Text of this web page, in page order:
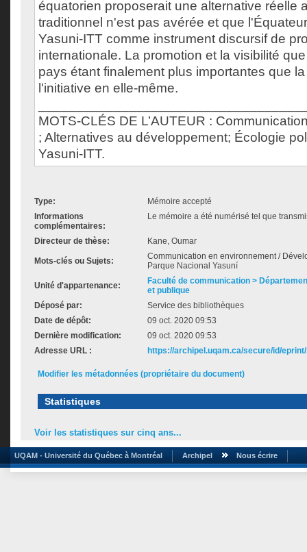
équatorien proposerait une alternative réelle
traditionnel n'est pas avérée et que
Yasuni-ITT comme instrument discursif de
internationale. La promotion et la visibilité
pays étant finalement plus importantes que
l'initiative en elle-même.
MOTS-CLÉS DE L’AUTEUR :
; Alternatives au développement; Écologie
Yasuni-ITT.
Type:
Mémoire accepté
Informations
complémentaires:
Le mémoire a été numérisé tel que
Directeur de thèse: Kane, Oumar
Mots-clés ou Sujets:
Communication en environnement /
Parque Nacional Yasuní
Unité d'appartenance:
Faculté de communication >
et publique
Déposé par:
Service des bibliothèques
Date de dépôt:
09 oct. 2020 09:53
Dernière modification:
09 oct. 2020 09:53
Adresse URL :
https://archipel.uqam.ca/secure/id/
Modifier les métadonnées (propriétaire du document)
Statistiques
Voir les statistiques sur cinq ans...
UQAM - Université du Québec à Montréal Archipel Nous écrire